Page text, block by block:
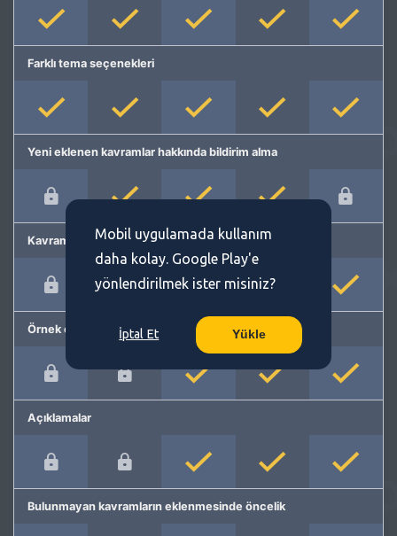
Farklı tema seçenekleri
Yeni eklenen kavramlar hakkında bildirim alma
Kavram önerme
Örnek cümleler
Açıklamalar
Bulunmayan kavramların eklenmesinde öncelik
Mobil uygulamada kullanım
daha kolay. Google Play'e
yönlendirilmek ister misiniz?
İptal Et Yükle